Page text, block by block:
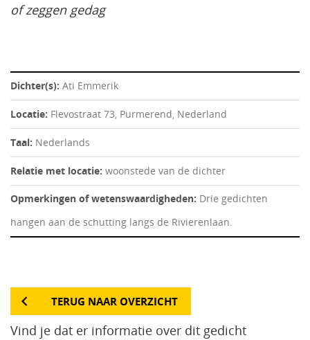
of zeggen gedag
Dichter(s): Ati Emmerik
Locatie: Flevostraat 73, Purmerend, Nederland
Taal: Nederlands
Relatie met locatie: woonstede van de dichter
Opmerkingen of wetenswaardigheden: Drie gedichten
hangen aan de schutting langs de Rivierenlaan.
TERUG NAAR OVERZICHT
Vind je dat er informatie over dit gedicht